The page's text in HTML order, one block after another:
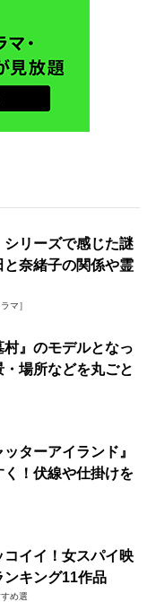
シリーズで感じた謎
と奈緒子の関係や霊
マ］
』のモデルとなっ
場所などを丸ごと
ターアイランド』
く！伏線や仕掛けを
コイイ！女スパイ映
キング11作品
め選